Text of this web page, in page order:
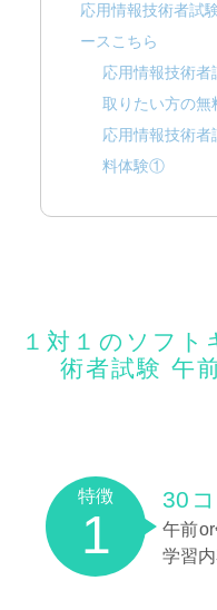
応用情報技術者試
ースこちら
応用情報技術者
取りたい方の
応用情報技術者
料体験①
１対１のソフト
術者試験 午
特徴
1
30
午前
学習